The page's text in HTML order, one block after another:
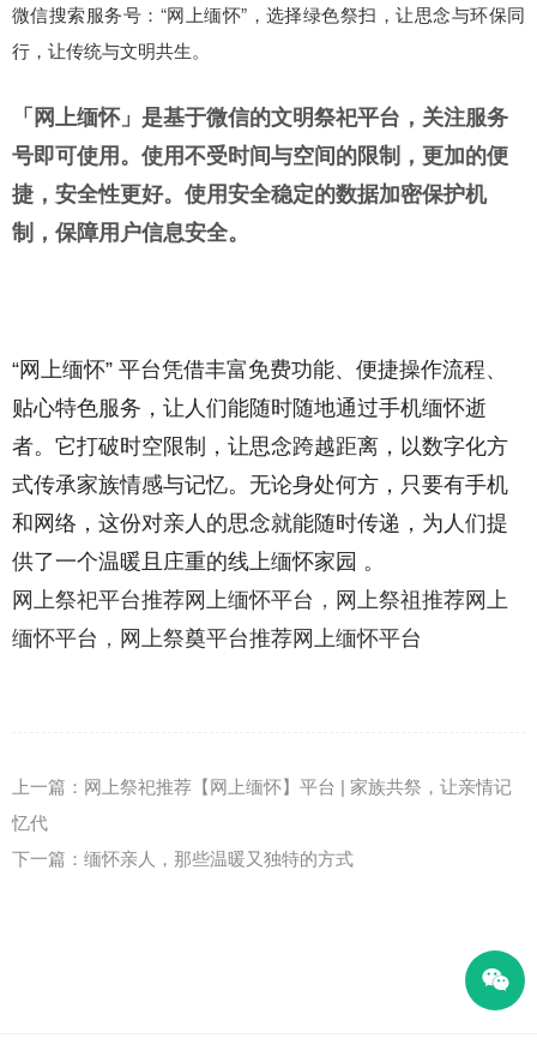
微信搜索服务号： “网上缅怀”，选择绿色祭扫，让思念与环保同
行，让传统与文明共生。
「网上缅怀」是基于微信的文明祭祀平台，关注服务
号即可使用。使用不受时间与空间的限制，更加的便
捷，安全性更好。使用安全稳定的数据加密保护机
制，保障用户信息安全。
“网上缅怀” 平台凭借丰富免费功能、便捷操作流程、
贴心特色服务，让人们能随时随地通过手机缅怀逝
者。它打破时空限制，让思念跨越距离，以数字化方
式传承家族情感与记忆。无论身处何方，只要有手机
和网络，这份对亲人的思念就能随时传递，为人们提
供了一个温暖且庄重的线上缅怀家园 。
网上祭祀平台推荐网上缅怀平台 ， 网上祭祖推荐网上
缅怀平台 ， 网上祭奠平台推荐网上缅怀平台
上一篇： 网上祭祀推荐【网上缅怀】平台 | 家族共祭，让亲情记
忆代
下一篇： 缅怀亲人，那些温暖又独特的方式